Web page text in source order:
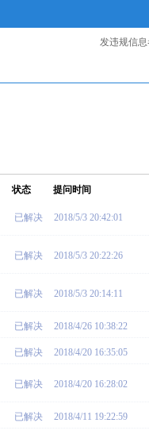
发违规信
状态 提问时间
已解决 2018/5/3 20:42:01
已解决 2018/5/3 20:22:26
已解决 2018/5/3 20:14:11
已解决 2018/4/26 10:38:22
已解决 2018/4/20 16:35:05
已解决 2018/4/20 16:28:02
已解决 2018/4/11 19:22:59